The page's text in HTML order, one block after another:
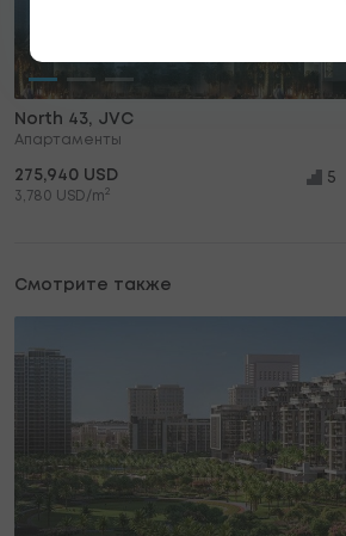
North 43, JVC
Апартаменты
275,940 USD
3,780 USD/m2
5
Смотрите также